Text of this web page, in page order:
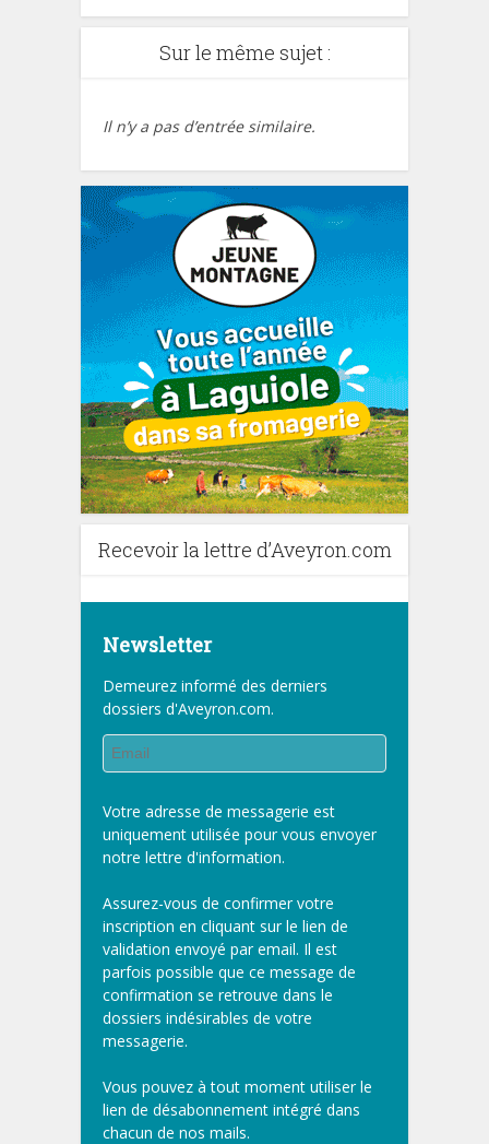
Sur le même sujet :
Il n’y a pas d’entrée similaire.
Recevoir la lettre d’Aveyron.com
Newsletter
Demeurez informé des derniers
dossiers d'Aveyron.com.
Votre adresse de messagerie est
uniquement utilisée pour vous envoyer
notre lettre d'information.
Assurez-vous de confirmer votre
inscription en cliquant sur le lien de
validation envoyé par email. Il est
parfois possible que ce message de
confirmation se retrouve dans le
dossiers indésirables de votre
messagerie.
Vous pouvez à tout moment utiliser le
lien de désabonnement intégré dans
chacun de nos mails.